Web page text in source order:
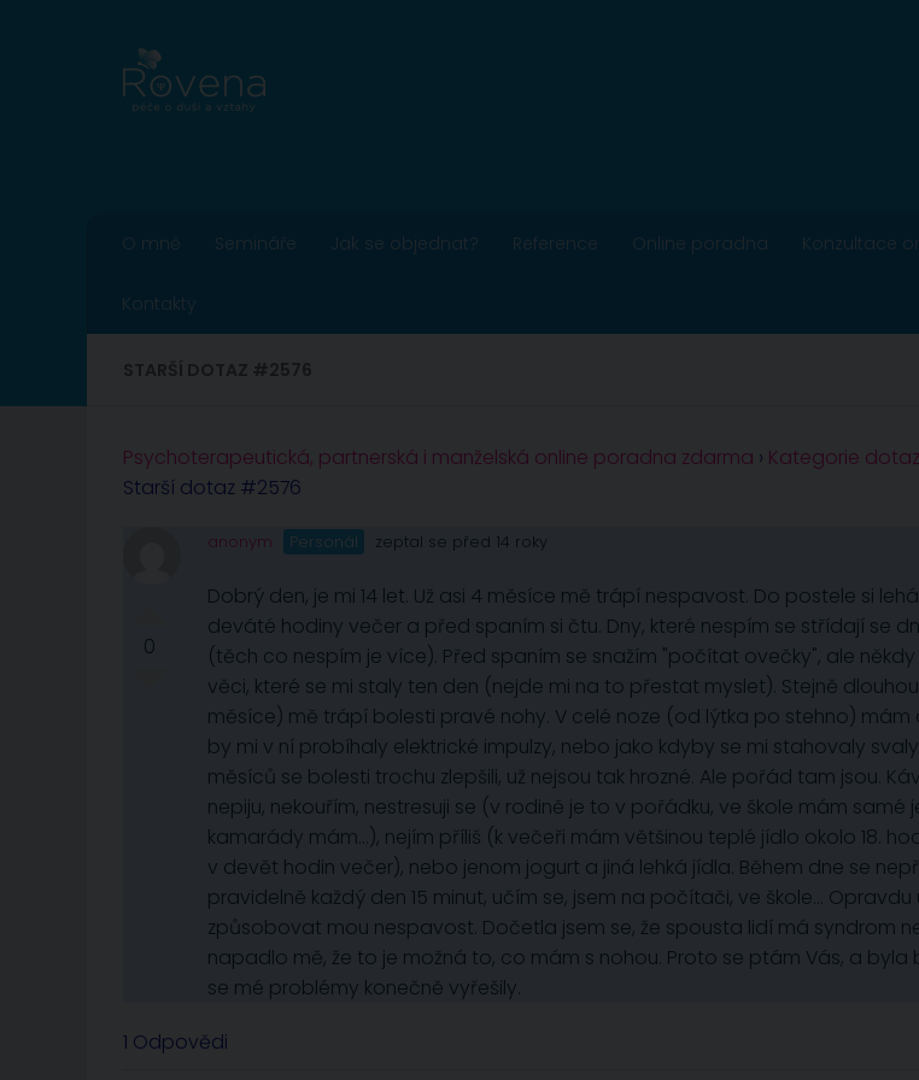
O mně Semináře Jak se objednat? Reference Online poradna Konzultace
Kontakty
Psychoterapeutická, partnerská i manželská online poradna zdarma › Kategorie
Starší dotaz #2576
0
anonym Personál zeptal se před 14 roky
Dobrý den, je mi 14 let. Už asi 4 měsíce mě trápí nespavost. Do postele si
deváté hodiny večer a před spaním si čtu. Dny, které nespím se střídají se
(těch co nespím je více). Před spaním se snažím "počítat ovečky", ale
věci, které se mi staly ten den (nejde mi na to přestat myslet). Stejně
měsíce) mě trápí bolesti pravé nohy. V celé noze (od lýtka po stehno) mám
by mi v ní probíhaly elektrické impulzy, nebo jako kdyby se mi stahovaly
měsíců se bolesti trochu zlepšili, už nejsou tak hrozné. Ale pořád tam jsou.
nepiju, nekouřím, nestresuji se (v rodině je to v pořádku, ve škole mám samé
kamarády mám…), nejím příliš (k večeři mám většinou teplé jídlo okolo 18.
v devět hodin večer), nebo jenom jogurt a jiná lehká jídla. Během dne se
pravidelně každý den 15 minut, učím se, jsem na počítači, ve škole… Opravdu
způsobovat mou nespavost. Dočetla jsem se, že spousta lidí má syndrom
napadlo mě, že to je možná to, co mám s nohou. Proto se ptám Vás, a byla
se mé problémy konečně vyřešily.
1 Odpovědi